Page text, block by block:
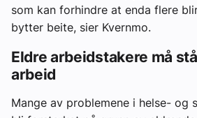
som kan forhindre at enda flere
bytter beite, sier Kvernmo.
Eldre arbeidstakere må
arbeid
Mange av problemene i helse- og